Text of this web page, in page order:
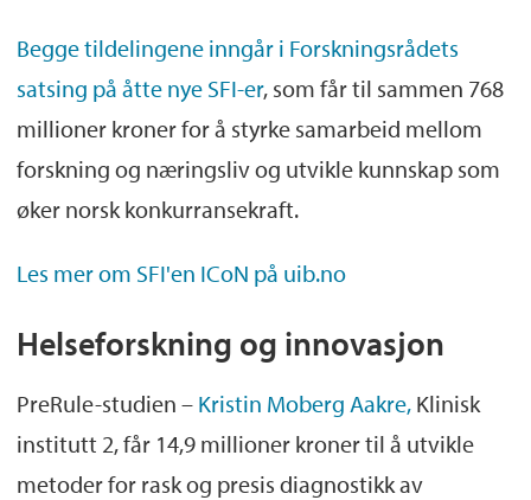
Begge tildelingene inngår i Forskningsrådets
satsing på åtte nye SFI-er, som får til sammen 768
millioner kroner for å styrke samarbeid mellom
forskning og næringsliv og utvikle kunnskap som
øker norsk konkurransekraft.
Les mer om SFI'en ICoN på uib.no
Helseforskning og innovasjon
PreRule-studien – Kristin Moberg Aakre,Klinisk
institutt 2, får 14,9 millioner kroner til å utvikle
metoder for rask og presis diagnostikk av